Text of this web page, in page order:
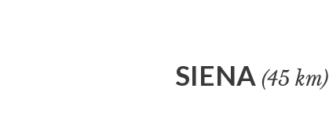
SIENA (45 km)